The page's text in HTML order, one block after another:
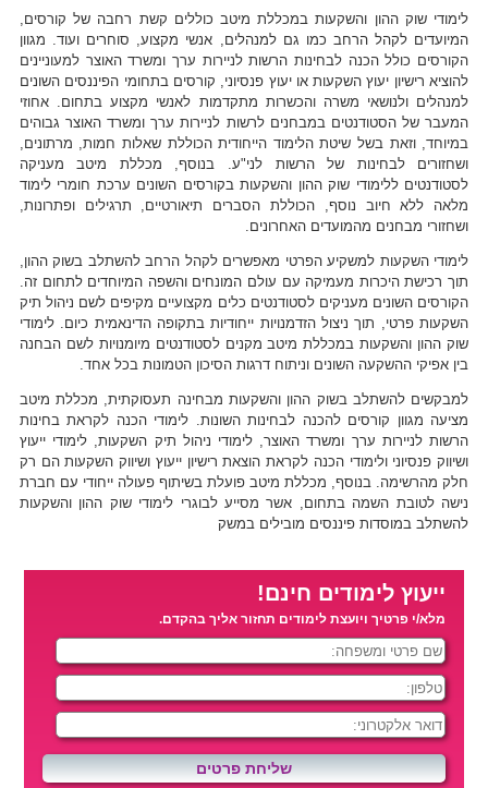
לימודי שוק ההון והשקעות במכללת מיטב כוללים קשת רחבה של קורסים,
המיועדים לקהל הרחב כמו גם למנהלים, אנשי מקצוע, סוחרים ועוד. מגוון
הקורסים כולל הכנה לבחינות הרשות לניירות ערך ומשרד האוצר למעוניינים
להוציא רישיון יעוץ השקעות או יעוץ פנסיוני, קורסים בתחומי הפיננסים השונים
למנהלים ולנושאי משרה והכשרות מתקדמות לאנשי מקצוע בתחום. אחוזי
המעבר של הסטודנטים במבחנים לרשות לניירות ערך ומשרד האוצר גבוהים
במיוחד, וזאת בשל שיטת הלימוד הייחודית הכוללת שאלות חמות, מרתונים,
ושחזורים לבחינות של הרשות לני"ע. בנוסף, מכללת מיטב מעניקה
לסטודנטים ללימודי שוק ההון והשקעות בקורסים השונים ערכת חומרי לימוד
מלאה ללא חיוב נוסף, הכוללת הסברים תיאורטיים, תרגילים ופתרונות,
ושחזורי מבחנים מהמועדים האחרונים.
לימודי השקעות למשקיע הפרטי מאפשרים לקהל הרחב להשתלב בשוק ההון,
תוך רכישת היכרות מעמיקה עם עולם המונחים והשפה המיוחדים לתחום זה.
הקורסים השונים מעניקים לסטודנטים כלים מקצועיים מקיפים לשם ניהול תיק
השקעות פרטי, תוך ניצול הזדמנויות ייחודיות בתקופה הדינאמית כיום. לימודי
שוק ההון והשקעות במכללת מיטב מקנים לסטודנטים מיומנויות לשם הבחנה
בין אפיקי ההשקעה השונים וניתוח דרגות הסיכון הטמונות בכל אחד.
למבקשים להשתלב בשוק ההון והשקעות מבחינה תעסוקתית, מכללת מיטב
מציעה מגוון קורסים להכנה לבחינות השונות. לימודי הכנה לקראת בחינות
הרשות לניירות ערך ומשרד האוצר, לימודי ניהול תיק השקעות, לימודי ייעוץ
ושיווק פנסיוני ולימודי הכנה לקראת הוצאת רישיון ייעוץ ושיווק השקעות הם רק
חלק מהרשימה. בנוסף, מכללת מיטב פועלת בשיתוף פעולה ייחודי עם חברת
נישה לטובת השמה בתחום, אשר מסייע לבוגרי לימודי שוק ההון והשקעות
להשתלב במוסדות פיננסים מובילים במשק
ייעוץ לימודים חינם!
מלא/י פרטיך ויועצת לימודים תחזור אליך בהקדם.